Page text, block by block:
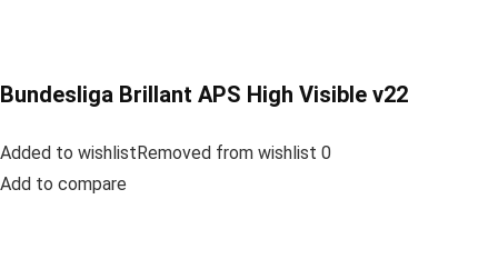
Bundesliga Brillant APS High Visible v22
Added to wishlistRemoved from wishlist 0
Add to compare